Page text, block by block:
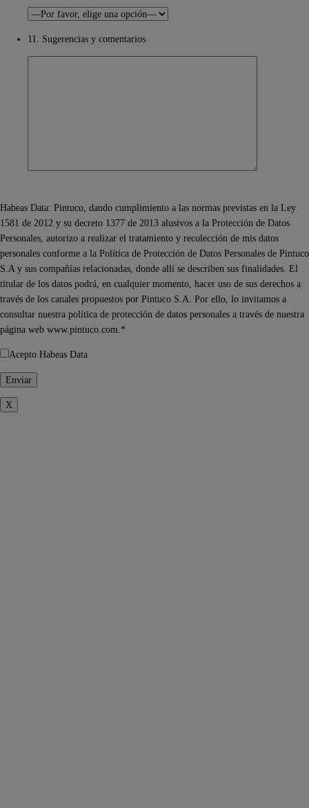
11. Sugerencias y comentarios
Habeas Data: Pintuco, dando cumplimiento a las normas previstas en la Ley
1581 de 2012 y su decreto 1377 de 2013 alusivos a la Protección de Datos
Personales, autorizo a realizar el tratamiento y recolección de mis datos
personales conforme a la Política de Protección de Datos Personales de Pintuco
S.A y sus compañías relacionadas, donde allí se describen sus finalidades. El
titular de los datos podrá, en cualquier momento, hacer uso de sus derechos a
través de los canales propuestos por Pintuco S.A. Por ello, lo invitamos a
consultar nuestra política de protección de datos personales a través de nuestra
página web www.pintuco.com.*
Acepto Habeas Data
X